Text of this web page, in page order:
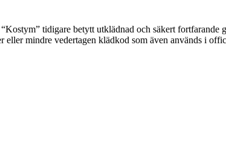
tidigare betytt utklädnad och säkert fortfarande
eller mindre vedertagen klädkod som även används i